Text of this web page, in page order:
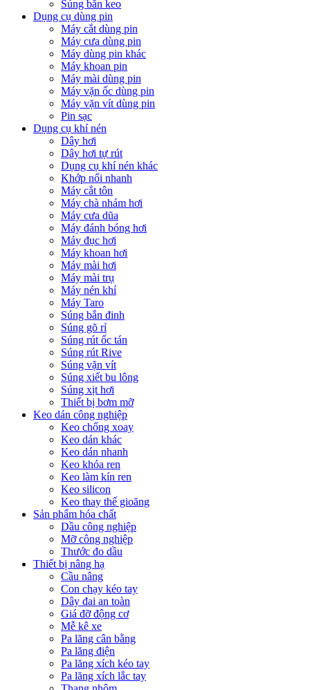
Súng bắn keo
Dụng cụ dùng pin
Máy cắt dùng pin
Máy cưa dùng pin
Máy dùng pin khác
Máy khoan pin
Máy mài dùng pin
Máy vặn ốc dùng pin
Máy vặn vít dùng pin
Pin sạc
Dụng cụ khí nén
Dây hơi
Dây hơi tự rút
Dụng cụ khí nén khác
Khớp nối nhanh
Máy cắt tôn
Máy chà nhám hơi
Máy cưa dũa
Máy đánh bóng hơi
Máy đục hơi
Máy khoan hơi
Máy mài hơi
Máy mài trụ
Máy nén khí
Máy Taro
Súng bắn đinh
Súng gõ rỉ
Súng rút ốc tán
Súng rút Rive
Súng vặn vít
Súng xiết bu lông
Súng xịt hơi
Thiết bị bơm mỡ
Keo dán công nghiệp
Keo chống xoay
Keo dán khác
Keo dán nhanh
Keo khóa ren
Keo làm kín ren
Keo silicon
Keo thay thế gioăng
Sản phẩm hóa chất
Dầu công nghiệp
Mỡ công nghiệp
Thước đo dầu
Thiết bị nâng hạ
Cầu nâng
Con chạy kéo tay
Dây đai an toàn
Giá đỡ động cơ
Mễ kê xe
Pa lăng cân bằng
Pa lăng điện
Pa lăng xích kéo tay
Pa lăng xích lắc tay